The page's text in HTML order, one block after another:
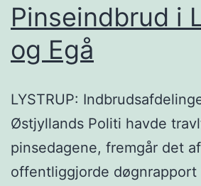
Pinseindbrud i
og Egå
LYSTRUP:
Østjyllands Politi havde
pinsedagene, fremgår det
offentliggjorde døgnrapport